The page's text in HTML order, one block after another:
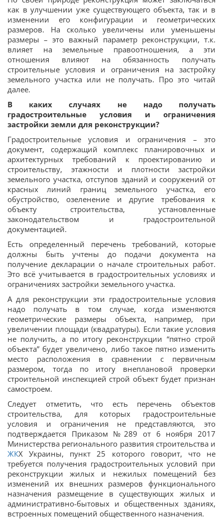
как в улучшении уже существующего объекта, так и в
изменении его конфигурации и геометрических
размеров. На сколько увеличены или уменьшены
размеры – это важный параметр реконструкции, т.к.
влияет на земельные правоотношения, а эти
отношения влияют на обязанность получать
строительные условия и ограничения на застройку
земельного участка или не получать. Про это читай
далее.
В каких случаях не надо получать
градостроительные условия и ограничения
застройки земли для реконструкции?
Градостроительные условия и ограничения – это
документ, содержащий комплекс планировочных и
архитектурных требований к проектированию и
строительству, этажности и плотности застройки
земельного участка, отступов зданий и сооружений от
красных линий границ земельного участка, его
обустройство, озеленение и другие требования к
объекту строительства, установленные
законодательством и градостроительной
документацией.
Есть определенный перечень требований, которые
должны быть учтены до подачи документа на
получение декларации о начале строительных работ.
Это всё учитывается в градостроительных условиях и
ограничениях застройки земельного участка.
А для реконструкции эти градостроительные условия
надо получать в том случае, когда изменяются
геометрические размеры объекта, например, при
увеличении площади (квадратуры). Если такие условия
не получить, а по итогу реконструкции “пятно строй
объекта” будет увеличено, либо такое пятно изменить
место расположения в сравнении с первичным
размером, тогда по итогу внеплановой проверки
строительной инспекцией строй объект будет признан
самостроем.
Следует отметить, что есть перечень объектов
строительства, для которых градостроительные
условия и ограничения не представляются, это
подтверждается Приказом №289 от 6 ноября 2017
Министерства регионального развития строительства и
ЖКХ Украины, пункт 25 которого говорит, что не
требуется получения градостроительных условий при
реконструкции жилых и нежилых помещений без
изменений их внешних размеров функционального
назначения размещение в существующих жилых и
административно-бытовых и общественных зданиях,
встроенных помещений общественного назначения.